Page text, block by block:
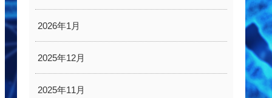
2026年1月
2025年12月
2025年11月